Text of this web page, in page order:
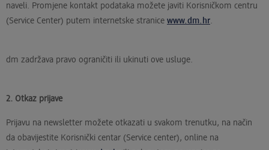
naveli. Promjene kontakt podataka možete javiti Korisničkom centru
(Service Center) putem internetske stranice www.dm.hr.
dm zadržava pravo ograničiti ili ukinuti ove usluge.
2. Otkaz prijave
Prijavu na newsletter možete otkazati u svakom trenutku, na način
da obavijestite Korisnički centar (Service center), online na